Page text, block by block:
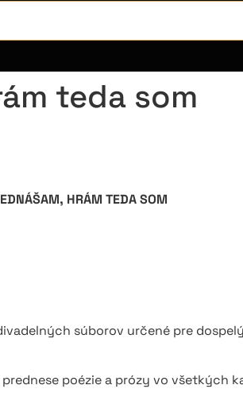
teda som
HRÁM TEDA SOM
súborov určené pre
poézie a prózy vo všetkých